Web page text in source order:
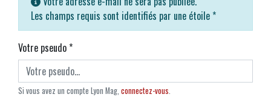
Les champs requis sont identifiés par une étoile *
Votre pseudo*
Si vous avez un compte Lyon Mag, connectez-vous.